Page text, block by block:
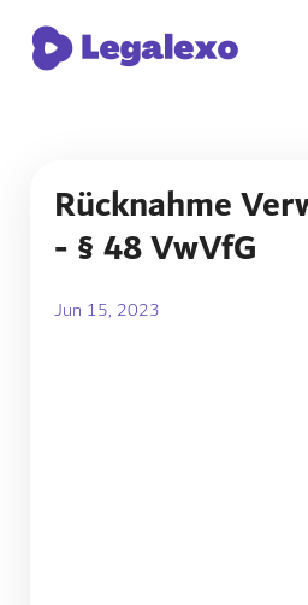
Rücknahme
- § 48 VwVfG
Jun 15, 2023